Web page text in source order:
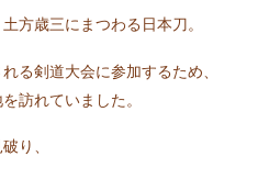
方歳三にまつわる日本刀。
る剣道大会に参加するため、
訪れていました。
り、